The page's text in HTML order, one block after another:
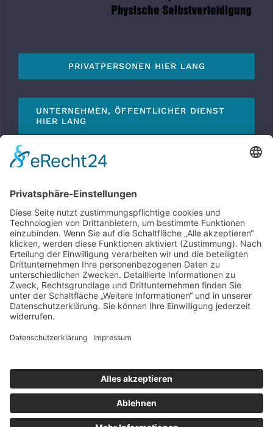
PRIVATPERSONEN HIER LANG
UNTERNEHMEN, ÖFFENTLICHER DIENST
HIER LANG
Datenschutzerklärung
Copyright 2022-2026 by Mental Dagegen GbR